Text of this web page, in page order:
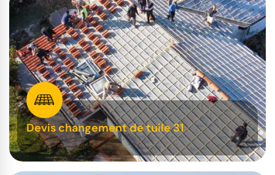
Devis changement de tuile 31